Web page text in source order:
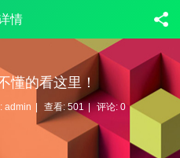
情
懂的看这里！
admin | 查看:501 | 评论: 0